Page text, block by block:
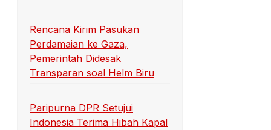
Rencana Kirim Pasukan
Perdamaian ke Gaza,
Pemerintah Didesak
Transparan soal Helm Biru
Paripurna DPR Setujui
Indonesia Terima Hibah Kapal